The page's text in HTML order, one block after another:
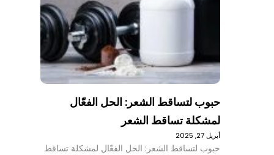
حبوب لتساقط الشعر: الحل الفعّال
لمشكلة تساقط الشعر
أبريل 27, 2025
حبوب لتساقط الشعر: الحل الفعّال لمشكلة تساقط